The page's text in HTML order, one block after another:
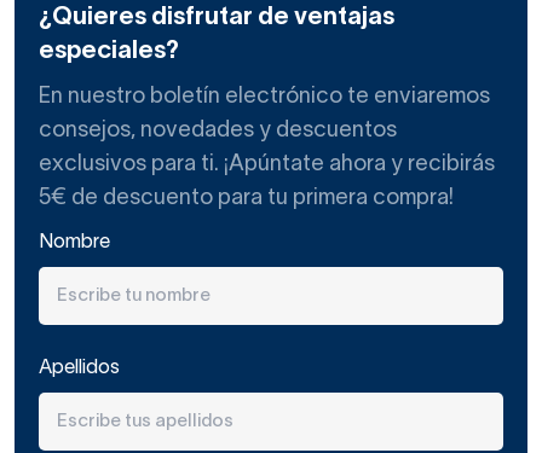
¿Quieres disfrutar de ventajas
especiales?
En nuestro boletín electrónico te enviaremos
consejos, novedades y descuentos
exclusivos para ti. ¡Apúntate ahora y recibirás
5€ de descuento para tu primera compra!
Nombre
Apellidos